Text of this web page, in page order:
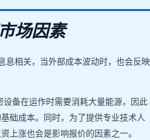
场因素
息相关，当外部成本波动时，也会反映
备在运作时需要消耗大量能源，因此
础成本。同时，为了提供专业技术人
上涨也会是影响报价的因素之一。